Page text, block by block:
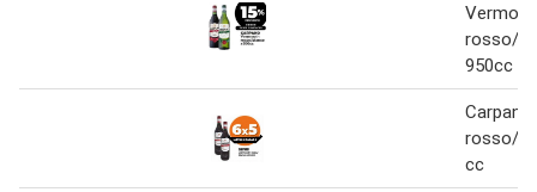
rosso/
950cc
rosso/
cc